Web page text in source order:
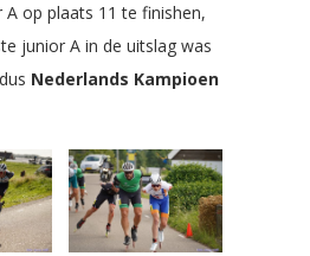
op plaats 11 te finishen,
junior A in de uitslag was
Nederlands Kampioen